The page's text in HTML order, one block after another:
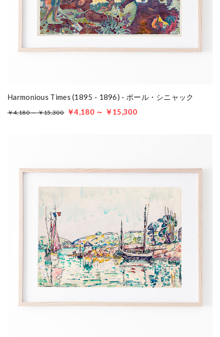
Harmonious Times (1895 - 1896) - ポール・シニャック
￥4,180 ～ ￥15,300 ￥4,180 ～ ￥15,300